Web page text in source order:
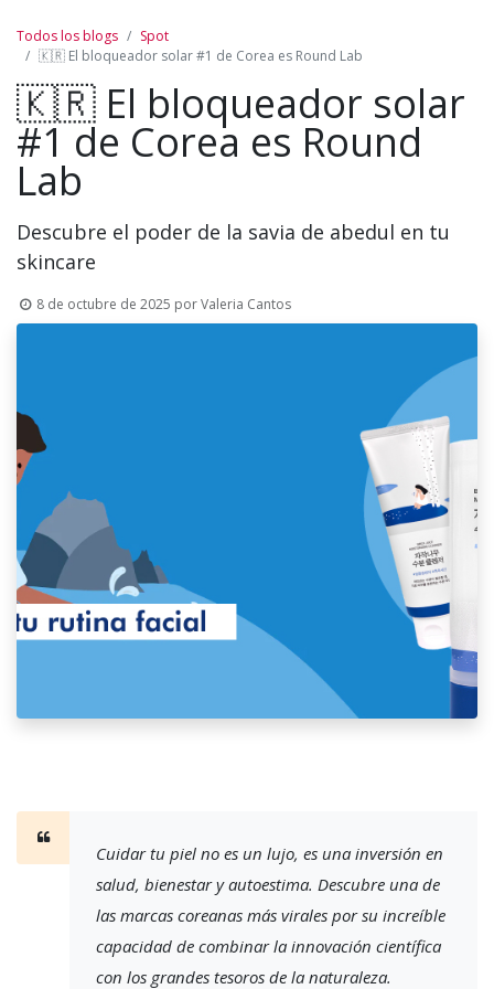
Todos los blogs
Spot
🇰🇷 El bloqueador solar #1 de Corea es Round Lab
🇰🇷 El bloqueador solar
#1 de Corea es Round
Lab
Descubre el poder de la savia de abedul en tu
skincare
8 de octubre de 2025 porValeria Cantos
Cuidar tu piel no es un lujo, es una inversión en
salud, bienestar y autoestima. Descubre una de
las marcas coreanas más virales por su increíble
capacidad de combinar la innovación científica
con los grandes tesoros de la naturaleza.